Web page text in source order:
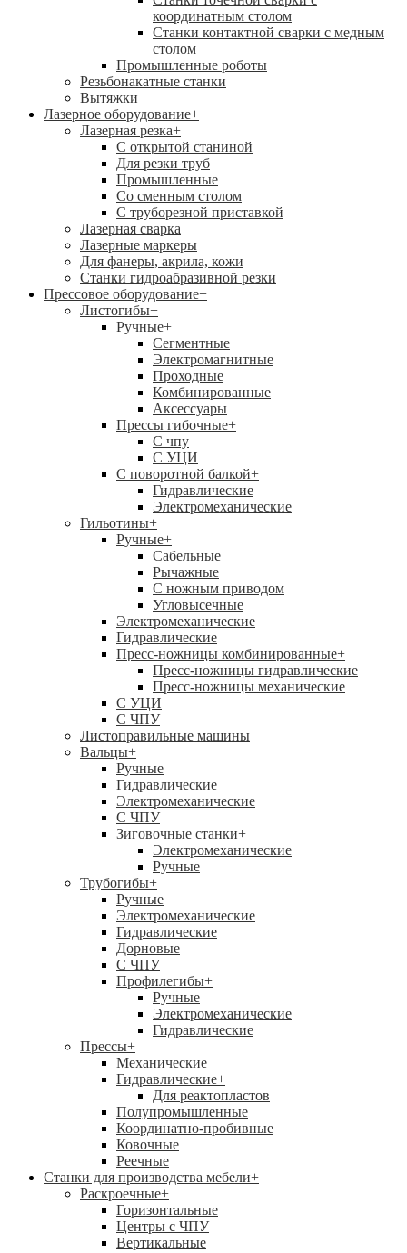
координатным столом
Станки контактной сварки с медным
столом
Промышленные роботы
Резьбонакатные станки
Вытяжки
Лазерное оборудование+
Лазерная резка+
С открытой станиной
Для резки труб
Промышленные
Со сменным столом
С труборезной приставкой
Лазерная сварка
Лазерные маркеры
Для фанеры, акрила, кожи
Станки гидроабразивной резки
Прессовое оборудование+
Листогибы+
Ручные+
Сегментные
Электромагнитные
Проходные
Комбинированные
Аксессуары
Прессы гибочные+
C чпу
С УЦИ
С поворотной балкой+
Гидравлические
Электромеханические
Гильотины+
Ручные+
Сабельные
Рычажные
С ножным приводом
Угловысечные
Электромеханические
Гидравлические
Пресс-ножницы комбинированные+
Пресс-ножницы гидравлические
Пресс-ножницы механические
С УЦИ
С ЧПУ
Листоправильные машины
Вальцы+
Ручные
Гидравлические
Электромеханические
С ЧПУ
Зиговочные станки+
Электромеханические
Ручные
Трубогибы+
Ручные
Электромеханические
Гидравлические
Дорновые
С ЧПУ
Профилегибы+
Ручные
Электромеханические
Гидравлические
Прессы+
Механические
Гидравлические+
Для реактопластов
Полупромышленные
Координатно-пробивные
Ковочные
Реечные
Станки для производства мебели+
Раскроечные+
Горизонтальные
Центры с ЧПУ
Вертикальные